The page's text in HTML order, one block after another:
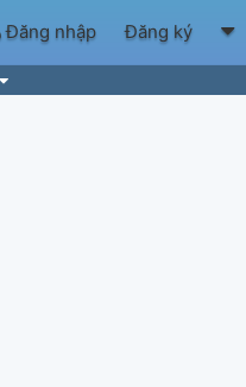
Đăng nhập Đăng ký